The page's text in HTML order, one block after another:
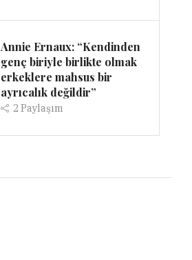
Annie Ernaux: “Kendinden
genç biriyle birlikte olmak
erkeklere mahsus bir
ayrıcalık değildir”
2Paylaşım